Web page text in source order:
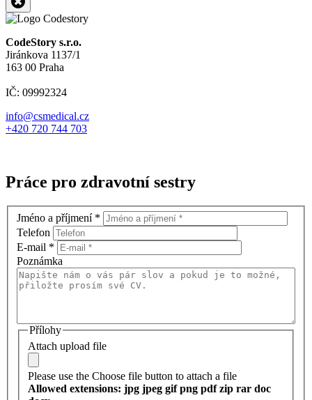
CodeStory s.r.o.
Jiránkova 1137/1
163 00 Praha
IČ: 09992324
info@csmedical.cz
+420 720 744 703
Práce pro zdravotní sestry
Jméno a příjmení *
Telefon
E-mail *
Poznámka
Přílohy
Attach upload file
Please use the Choose file button to attach a file
Allowed extensions: jpg jpeg gif png pdf zip rar doc